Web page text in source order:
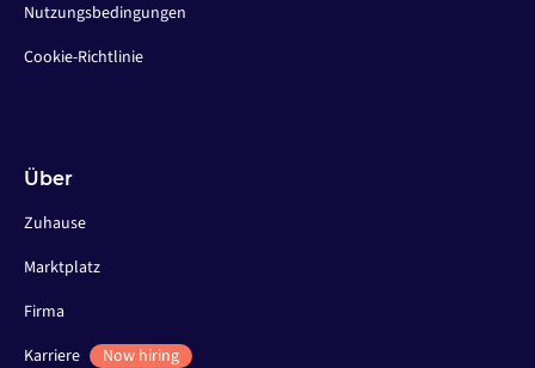
Nutzungsbedingungen
Cookie-Richtlinie
Über
Zuhause
Marktplatz
Firma
Karriere
Now hiring